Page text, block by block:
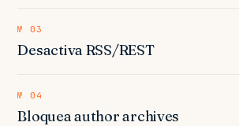
№ 03
Desactiva RSS/REST
№ 04
Bloquea author archives